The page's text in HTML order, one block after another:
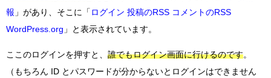
報 」があり、そこに「 ログイン 投稿のRSS コメントのRSS
WordPress.org 」と表示されています。
ここのログインを押すと、 誰でもログイン画面に行けるのです
（もちろん ID とパスワードが分からないとログインはできません